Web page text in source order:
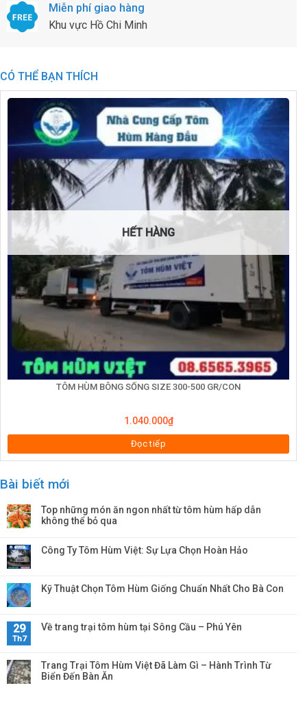
Miễn phí giao hàng
Khu vực Hồ Chi Minh
CÓ THỂ BẠN THÍCH
HẾT HÀNG
TÔM HÙM BÔNG SỐNG SIZE 300-500 GR/CON
1.040.000₫
Đọc tiếp
Bài biết mới
Top những món ăn ngon nhất từ tôm hùm hấp dẫn
không thể bỏ qua
Công Ty Tôm Hùm Việt: Sự Lựa Chọn Hoàn Hảo
Kỹ Thuật Chọn Tôm Hùm Giống Chuẩn Nhất Cho Bà Con
29
Th7
Về trang trại tôm hùm tại Sông Cầu – Phú Yên
Trang Trại Tôm Hùm Việt Đã Làm Gì – Hành Trình Từ
Biển Đến Bàn Ăn